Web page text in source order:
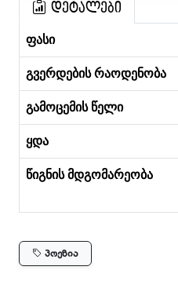
დეტალები
ფასი
გვერდების რაოდენობა
გამოცემის წელი
ყდა
წიგნის მდგომარეობა
პოეზია